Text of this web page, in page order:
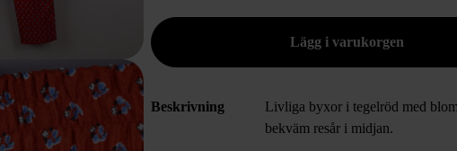
Beskrivning
Livliga byxor i tegelröd med
bekväm resår i midjan.